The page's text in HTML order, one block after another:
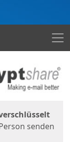
Menü
senden